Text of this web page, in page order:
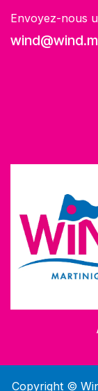
Envoyez-nous
Copyright ©